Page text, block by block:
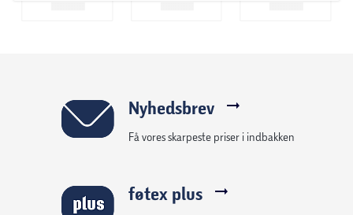
Nyhedsbrev
Få vores skarpeste priser i indbakken
føtex plus